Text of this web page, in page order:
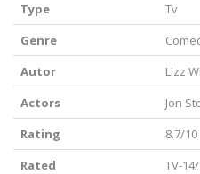
Type
Tv
Genre
Autor
Lizz
Actors
Jon
Rating
8.7/10
Rated
TV-